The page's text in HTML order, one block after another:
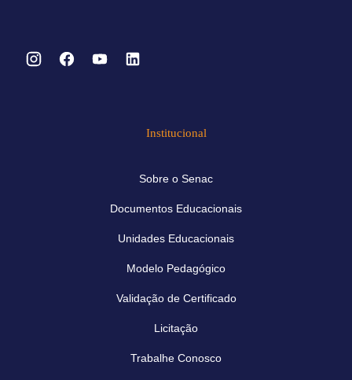
Institucional
Sobre o Senac
Documentos Educacionais
Unidades Educacionais
Modelo Pedagógico
Validação de Certificado
Licitação
Trabalhe Conosco